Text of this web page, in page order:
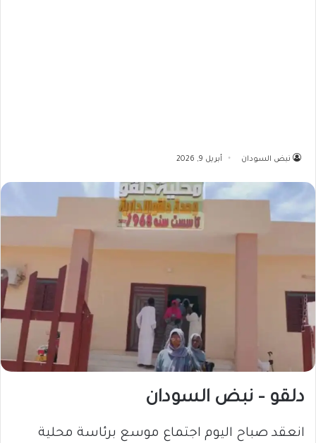
نبض السودان أبريل 9, 2026
دلقو – نبض السودان
انعقد صباح اليوم اجتماع موسع برئاسة محلية